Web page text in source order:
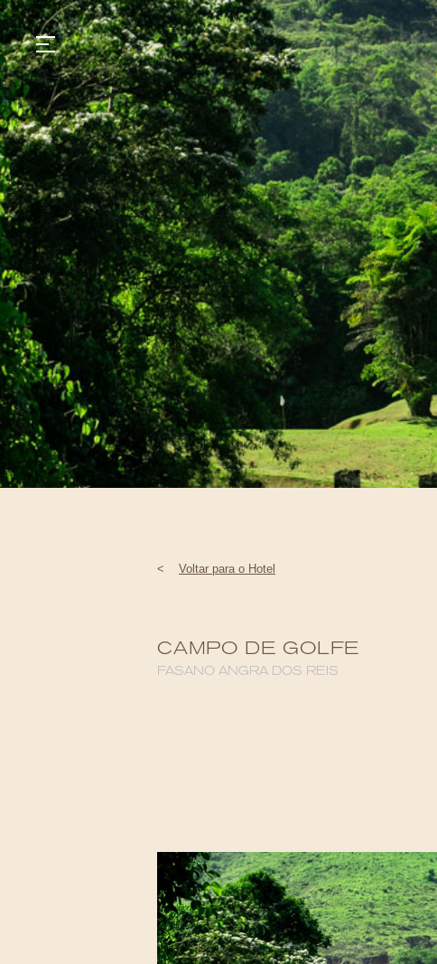
GASTRONOMIA
HOTÉIS
EXPERIÊNCIAS
EVENTOS
VILLAS
SHOP | SELEZIONE
DESCUBRA
WHAT'S COOKING
CORRIERE
HISTÓRIA
SUSTENTABILIDADE
CONTATO
< Voltar para o Hotel
CAMPO DE GOLFE
FASANO ANGRA DOS REIS